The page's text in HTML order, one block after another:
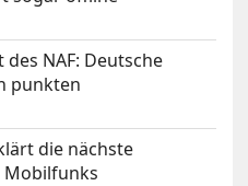
NAF: Deutsche
punkten
die nächste
Mobilfunks